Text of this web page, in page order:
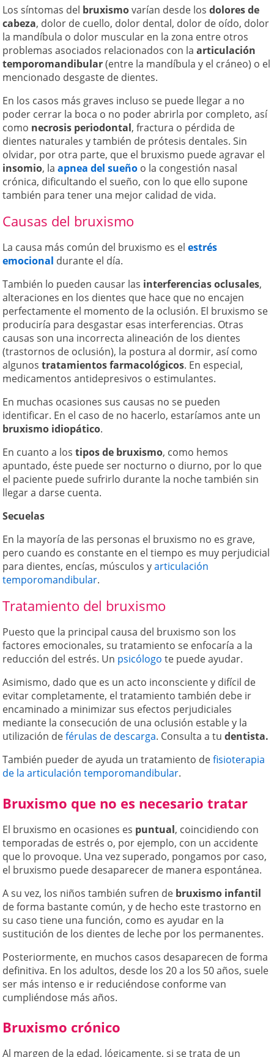
Los síntomas del bruxismovarían desde losdolores de
cabeza, dolor de cuello, dolor dental, dolor de oído, dolor
la mandíbula o dolor muscular en la zona entre otros
problemas asociados relacionados con laarticulación
temporomandibular(entre la mandíbula y el cráneo) o el
mencionado desgaste de dientes.
En los casos más graves incluso se puede llegar a no
poder cerrar la boca o no poder abrirla por completo, así
como necrosis periodontal, fractura o pérdida de
dientes naturales y también de prótesis dentales. Sin
olvidar, por otra parte, que el bruxismo puede agravar el
insomio, laapnea del sueño o la congestión nasal
crónica, dificultando el sueño, con lo que ello supone
también para tener una mejor calidad de vida.
Causas del bruxismo
La causa más común del bruxismo es elestrés
emocional durante el día.
También lo pueden causar las interferencias oclusales,
alteraciones en los dientes que hace que no encajen
perfectamente el momento de la oclusión. El bruxismo se
produciría para desgastar esas interferencias. Otras
causas son una incorrecta alineación de los dientes
(trastornos de oclusión), la postura al dormir, así como
algunostratamientos farmacológicos. En especial,
medicamentos antidepresivos o estimulantes.
En muchas ocasiones sus causas no se pueden
identificar. En el caso de no hacerlo, estaríamos ante un
bruxismo idiopático.
En cuanto a los tipos de bruxismo, como hemos
apuntado, éste puede ser nocturno o diurno, por lo que
el paciente puede sufrirlo durante la noche también sin
llegar a darse cuenta.
Secuelas
En la mayoría de las personas el bruxismo no es grave,
pero cuando es constante en el tiempo es muy perjudicial
para dientes, encías, músculos yarticulación
temporomandibular.
Tratamiento del bruxismo
Puesto que la principal causa del bruxismo son los
factores emocionales, su tratamiento se enfocaría a la
reducción del estrés. Un psicólogo te puede ayudar.
Asimismo, dado que es un acto inconsciente y difícil de
evitar completamente, el tratamiento también debe ir
encaminado a minimizar sus efectos perjudiciales
mediante la consecución de una oclusión estable y la
utilización deférulas de descarga. Consulta a tudentista.
También pueder de ayuda un tratamiento defisioterapia
de la articulación temporomandibular.
Bruxismo que no es necesario tratar
El bruxismo en ocasiones es puntual, coincidiendo con
temporadas de estrés o, por ejemplo, con un accidente
que lo provoque. Una vez superado, pongamos por caso,
el bruxismo puede desaparecer de manera espontánea.
A su vez, los niños también sufren de bruxismo infantil
de forma bastante común, y de hecho este trastorno en
su caso tiene una función, como es ayudar en la
sustitución de los dientes de leche por los permanentes.
Posteriormente, en muchos casos desaparecen de forma
definitiva. En los adultos, desde los 20 a los 50 años, suele
ser más intenso e ir reduciéndose conforme van
cumpliéndose más años.
Bruxismo crónico
Al margen de la edad, lógicamente, si se trata de un